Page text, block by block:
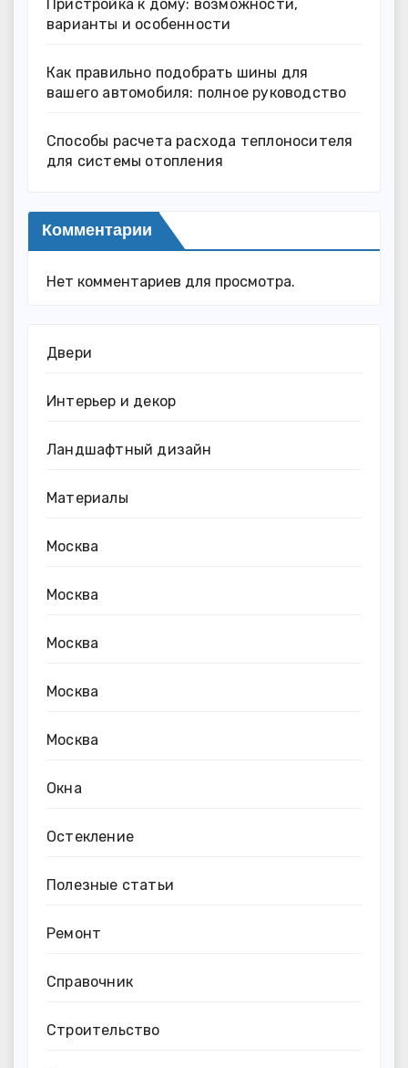
Пристройка к дому: возможности,
варианты и особенности
Как правильно подобрать шины для
вашего автомобиля: полное руководство
Способы расчета расхода теплоносителя
для системы отопления
Комментарии
Нет комментариев для просмотра.
Двери
Интерьер и декор
Ландшафтный дизайн
Материалы
Москва
Москва
Москва
Москва
Москва
Окна
Остекление
Полезные статьи
Ремонт
Справочник
Строительство